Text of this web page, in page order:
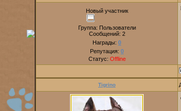
Новый участник
Группа: Пользователи
Сообщений: 2
Награды: 0
Репутация: 0
Статус: Offline
Tigrino